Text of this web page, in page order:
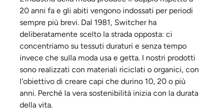
20 anni fa e gli abiti vengono indossati per periodi
sempre più brevi. Dal 1981, Switcher ha
deliberatamente scelto la strada opposta: ci
concentriamo su tessuti duraturi e senza tempo
invece che sulla moda usa e getta. I nostri prodotti
sono realizzati con materiali riciclati o organici, con
l'obiettivo di creare capi che durino 10, 20 o più
anni. Perché la vera sostenibilità inizia con la durata
della vita.